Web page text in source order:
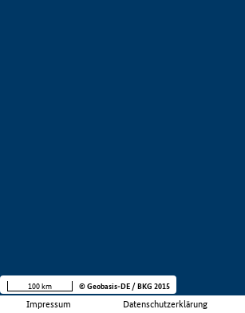
Impressum Datenschutzerklärung
100 km © Geobasis-DE / BKG 2015